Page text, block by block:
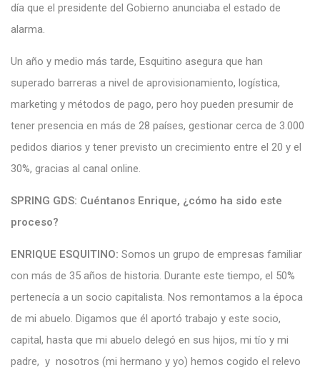
día que el presidente del Gobierno anunciaba el estado de
alarma.
Un año y medio más tarde, Esquitino asegura que han
superado barreras a nivel de aprovisionamiento, logística,
marketing y métodos de pago, pero hoy pueden presumir de
tener presencia en más de 28 países, gestionar cerca de 3.000
pedidos diarios y tener previsto un crecimiento entre el 20 y el
30%, gracias al canal online.
SPRING GDS: Cuéntanos Enrique, ¿cómo ha sido este
proceso?
ENRIQUE ESQUITINO: Somos un grupo de empresas familiar
con más de 35 años de historia. Durante este tiempo, el 50%
pertenecía a un socio capitalista. Nos remontamos a la época
de mi abuelo. Digamos que él aportó trabajo y este socio,
capital, hasta que mi abuelo delegó en sus hijos, mi tío y mi
padre, y nosotros (mi hermano y yo) hemos cogido el relevo